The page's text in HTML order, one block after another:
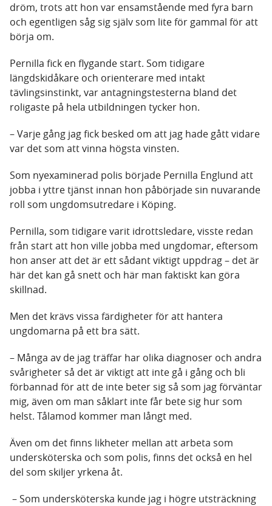
dröm, trots att hon var ensamstående med fyra barn
och egentligen såg sig själv som lite för gammal för att
börja om.
Pernilla fick en flygande start. Som tidigare
längdskidåkare och orienterare med intakt
tävlingsinstinkt, var antagningstesterna bland det
roligaste på hela utbildningen tycker hon.
– Varje gång jag fick besked om att jag hade gått vidare
var det som att vinna högsta vinsten.
Som nyexaminerad polis började Pernilla Englund att
jobba i yttre tjänst innan hon påbörjade sin nuvarande
roll som ungdomsutredare i Köping.
Pernilla, som tidigare varit idrottsledare, visste redan
från start att hon ville jobba med ungdomar, eftersom
hon anser att det är ett sådant viktigt uppdrag – det är
här det kan gå snett och här man faktiskt kan göra
skillnad.
Men det krävs vissa färdigheter för att hantera
ungdomarna på ett bra sätt.
– Många av de jag träffar har olika diagnoser och andra
svårigheter så det är viktigt att inte gå i gång och bli
förbannad för att de inte beter sig så som jag förväntar
mig, även om man såklart inte får bete sig hur som
helst. Tålamod kommer man långt med.
Även om det finns likheter mellan att arbeta som
undersköterska och som polis, finns det också en hel
del som skiljer yrkena åt.
– Som undersköterska kunde jag i högre utsträckning